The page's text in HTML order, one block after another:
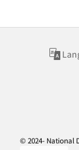
© 2024- National